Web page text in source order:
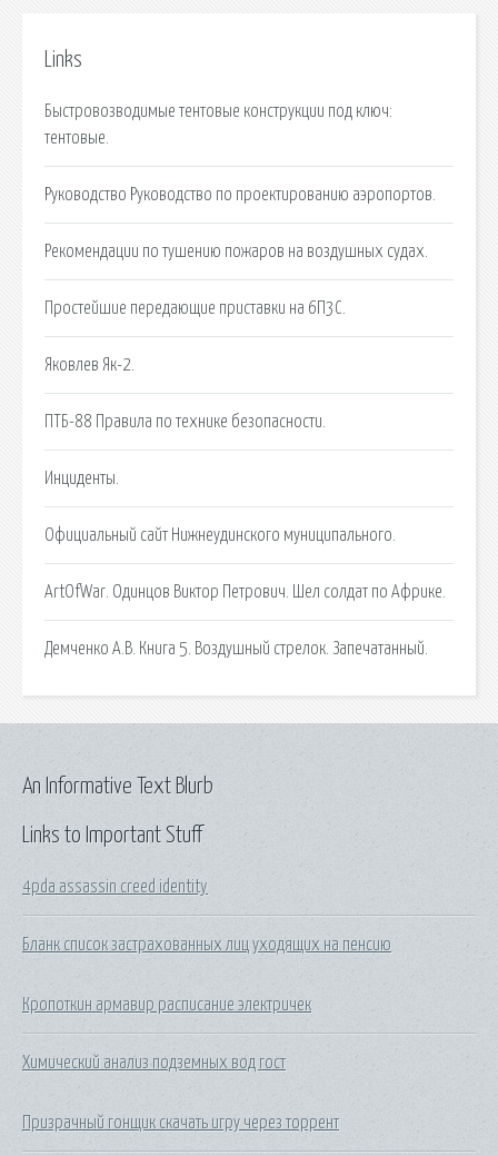
Links
Быстровозводимые тентовые конструкции под ключ:
тентовые.
Руководство Руководство по проектированию аэропортов.
Рекомендации по тушению пожаров на воздушных судах.
Простейшие передающие приставки на 6П3С.
Яковлев Як-2.
ПТБ-88 Правила по технике безопасности.
Инциденты.
Официальный сайт Нижнеудинского муниципального.
ArtOfWar. Одинцов Виктор Петрович. Шел солдат по Африке.
Демченко А.В. Книга 5. Воздушный стрелок. Запечатанный.
Links to Important Stuff
4pda assassin creed identity
Бланк список застрахованных лиц уходящих на пенсию
Кропоткин армавир расписание электричек
Химический анализ подземных вод гост
Призрачный гонщик скачать игру через торрент
An Informative Text Blurb